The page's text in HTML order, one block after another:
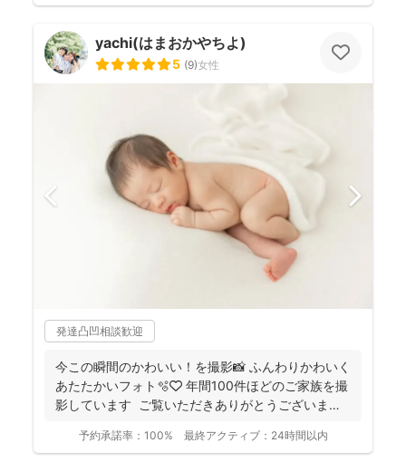
yachi(はまおかやちよ)
5 (9)女性
発達凸凹相談歓迎
今この瞬間のかわいい！を撮影📸 ふんわりかわいく
あたたかいフォト🫧🤍 年間100件ほどのご家族を撮
影しています ご覧いただきありがとうございま
予約承諾率： 100% 最終アクティブ： 24時間以内